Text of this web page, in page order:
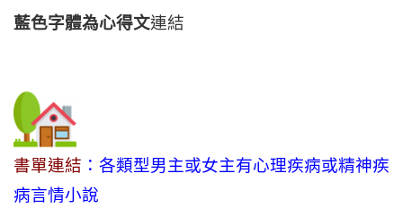
藍色字體為心得文連結
書單連結 ：各類型男主或女主有心理疾病或精神疾
病言情小說